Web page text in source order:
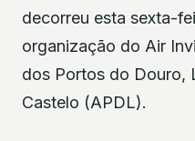
decorreu esta sexta-
organização do Air
dos Portos do Douro,
Castelo (APDL).